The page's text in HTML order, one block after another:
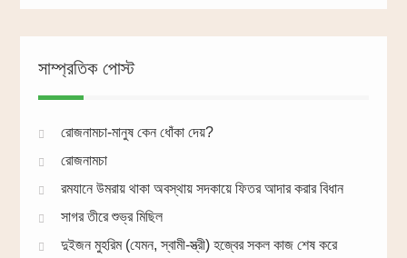
সাম্প্রতিক পোস্ট
রোজনামচা-মানুষ কেন ধোঁকা দেয়?
রোজনামচা
রমযানে উমরায় থাকা অবস্থায় সদকায়ে ফিতর আদার করার বিধান
সাগর তীরে শুভ্র মিছিল
দুইজন মুহরিম (যেমন, স্বামী-স্ত্রী) হজ্বের সকল কাজ শেষ করে